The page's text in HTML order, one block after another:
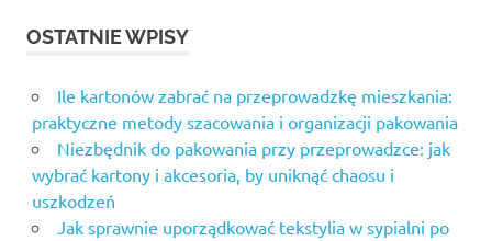
OSTATNIE WPISY
Ile kartonów zabrać na przeprowadzkę mieszkania:
praktyczne metody szacowania i organizacji pakowania
Niezbędnik do pakowania przy przeprowadzce: jak
wybrać kartony i akcesoria, by uniknąć chaosu i
uszkodzeń
Jak sprawnie uporządkować tekstylia w sypialni po